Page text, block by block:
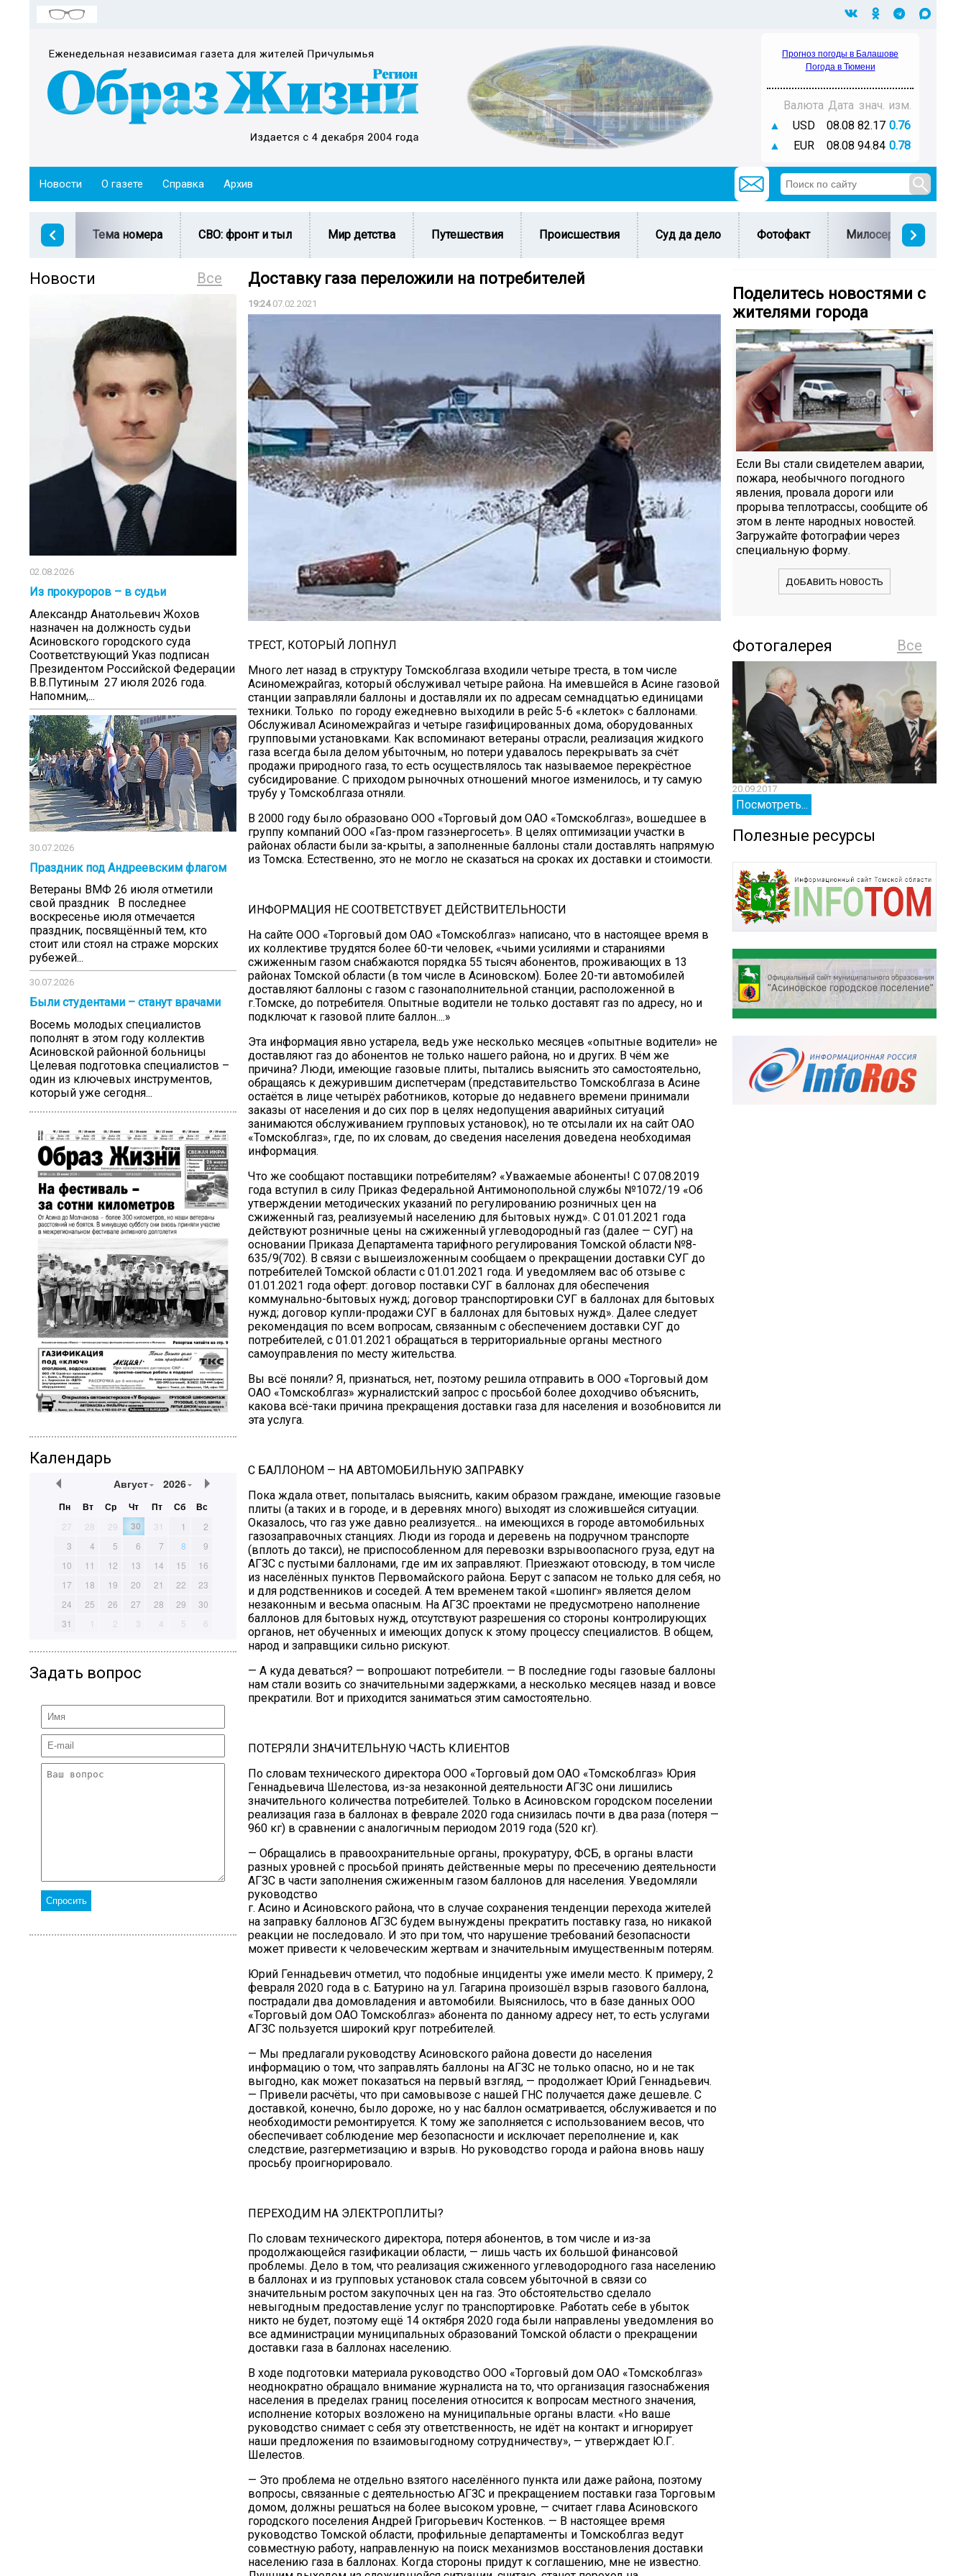
Прогноз погоды в Балашове
Погода в Тюмени
Валюта Дата знач. изм.
▲
USD 08.08 82.17 0.76
▲
EUR 08.08 94.84 0.78
Новости О газете Справка Архив
Тема номера СВО: фронт и тыл Мир детства Путешествия Происшествия Суд да дело Фотофакт Милосердие
Все
Новости
02.08.2026
Из прокуроров – в судьи
Александр Анатольевич Жохов
назначен на должность судьи
Асиновского городского суда
Соответствующий Указ подписан
Президентом Российской Федерации
В.В.Путиным 27 июля 2026 года.
Напомним,...
30.07.2026
Праздник под Андреевским флагом
Ветераны ВМФ 26 июля отметили
свой праздник В последнее
воскресенье июля отмечается
праздник, посвящённый тем, кто
стоит или стоял на страже морских
рубежей...
30.07.2026
Были студентами – станут врачами
Восемь молодых специалистов
пополнят в этом году коллектив
Асиновской районной больницы
Целевая подготовка специалистов –
один из ключевых инструментов,
который уже сегодня...
Календарь
Август 2026
Пн Вт Ср Чт Пт Сб Вс
27 28 29 30 31 1
2
3
4 5 6 7 8
9
10
11 12 13 14 15
16
17
18 19 20 21 22
23
24
25 26 27 28 29
30
31
1 2 3 4 5 6
Задать вопрос
Доставку газа переложили на потребителей
19:2407.02.2021
ТРЕСТ, КОТОРЫЙ ЛОПНУЛ
Много лет назад в структуру Томскоблгаза входили четыре треста, в том числе
Асиномежрайгаз, который обслуживал четыре района. На имевшейся в Асине газовой
станции заправляли баллоны и доставляли их по адресам семнадцатью единицами
техники. Только по городу ежедневно выходили в рейс 5-6 «клеток» с баллонами.
Обслуживал Асиномежрайгаз и четыре газифицированных дома, оборудованных
групповыми установками. Как вспоминают ветераны отрасли, реализация жидкого
газа всегда была делом убыточным, но потери удавалось перекрывать за счёт
продажи природного газа, то есть осуществлялось так называемое перекрёстное
субсидирование. С приходом рыночных отношений многое изменилось, и ту самую
трубу у Томскоблгаза отняли.
В 2000 году было образовано ООО «Торговый дом ОАО «Томскоблгаз», вошедшее в
группу компаний ООО «Газ-пром газэнергосеть». В целях оптимизации участки в
районах области были за-крыты, а заполненные баллоны стали доставлять напрямую
из Томска. Естественно, это не могло не сказаться на сроках их доставки и стоимости.
ИНФОРМАЦИЯ НЕ СООТВЕТСТВУЕТ ДЕЙСТВИТЕЛЬНОСТИ
На сайте ООО «Торговый дом ОАО «Томскоблгаз» написано, что в настоящее время в
их коллективе трудятся более 60-ти человек, «чьими усилиями и стараниями
сжиженным газом снабжаются порядка 55 тысяч абонентов, проживающих в 13
районах Томской области (в том числе в Асиновском). Более 20-ти автомобилей
доставляют баллоны с газом с газонаполнительной станции, расположенной в
г.Томске, до потребителя. Опытные водители не только доставят газ по адресу, но и
подключат к газовой плите баллон....»
Эта информация явно устарела, ведь уже несколько месяцев «опытные водители» не
доставляют газ до абонентов не только нашего района, но и других. В чём же
причина? Люди, имеющие газовые плиты, пытались выяснить это самостоятельно,
обращаясь к дежурившим диспетчерам (представительство Томскоблгаза в Асине
остаётся в лице четырёх работников, которые до недавнего времени принимали
заказы от населения и до сих пор в целях недопущения аварийных ситуаций
занимаются обслуживанием групповых установок), но те отсылали их на сайт ОАО
«Томскоблгаз», где, по их словам, до сведения населения доведена необходимая
информация.
Что же сообщают поставщики потребителям? «Уважаемые абоненты! С 07.08.2019
года вступил в силу Приказ Федеральной Антимонопольной службы №1072/19 «Об
утверждении методических указаний по регулированию розничных цен на
сжиженный газ, реализуемый населению для бытовых нужд». С 01.01.2021 года
действуют розничные цены на сжиженный углеводородный газ (далее — СУГ) на
основании Приказа Департамента тарифного регулирования Томской области №8-
635/9(702). В связи с вышеизложенным сообщаем о прекращении доставки СУГ до
потребителей Томской области с 01.01.2021 года. И уведомляем вас об отзыве с
01.01.2021 года оферт: договор поставки СУГ в баллонах для обеспечения
коммунально-бытовых нужд; договор транспортировки СУГ в баллонах для бытовых
нужд; договор купли-продажи СУГ в баллонах для бытовых нужд». Далее следует
рекомендация по всем вопросам, связанным с обеспечением доставки СУГ до
потребителей, с 01.01.2021 обращаться в территориальные органы местного
самоуправления по месту жительства.
Вы всё поняли? Я, признаться, нет, поэтому решила отправить в ООО «Торговый дом
ОАО «Томскоблгаз» журналистский запрос с просьбой более доходчиво объяснить,
какова всё-таки причина прекращения доставки газа для населения и возобновится ли
эта услуга.
С БАЛЛОНОМ — НА АВТОМОБИЛЬНУЮ ЗАПРАВКУ
Пока ждала ответ, попыталась выяснить, каким образом граждане, имеющие газовые
плиты (а таких и в городе, и в деревнях много) выходят из сложившейся ситуации.
Оказалось, что газ уже давно реализуется... на имеющихся в городе автомобильных
газозаправочных станциях. Люди из города и деревень на подручном транспорте
(вплоть до такси), не приспособленном для перевозки взрывоопасного груза, едут на
АГЗС с пустыми баллонами, где им их заправляют. Приезжают отовсюду, в том числе
из населённых пунктов Первомайского района. Берут с запасом не только для себя, но
и для родственников и соседей. А тем временем такой «шопинг» является делом
незаконным и весьма опасным. На АГЗС проектами не предусмотрено наполнение
баллонов для бытовых нужд, отсутствуют разрешения со стороны контролирующих
органов, нет обученных и имеющих допуск к этому процессу специалистов. В общем,
народ и заправщики сильно рискуют.
— А куда деваться? — вопрошают потребители. — В последние годы газовые баллоны
нам стали возить со значительными задержками, а несколько месяцев назад и вовсе
прекратили. Вот и приходится заниматься этим самостоятельно.
ПОТЕРЯЛИ ЗНАЧИТЕЛЬНУЮ ЧАСТЬ КЛИЕНТОВ
По словам технического директора ООО «Торговый дом ОАО «Томскоблгаз» Юрия
Геннадьевича Шелестова, из-за незаконной деятельности АГЗС они лишились
значительного количества потребителей. Только в Асиновском городском поселении
реализация газа в баллонах в феврале 2020 года снизилась почти в два раза (потеря —
960 кг) в сравнении с аналогичным периодом 2019 года (520 кг).
— Обращались в правоохранительные органы, прокуратуру, ФСБ, в органы власти
разных уровней с просьбой принять действенные меры по пресечению деятельности
АГЗС в части заполнения сжиженным газом баллонов для населения. Уведомляли
руководство
г. Асино и Асиновского района, что в случае сохранения тенденции перехода жителей
на заправку баллонов АГЗС будем вынуждены прекратить поставку газа, но никакой
реакции не последовало. И это при том, что нарушение требований безопасности
может привести к человеческим жертвам и значительным имущественным потерям.
Юрий Геннадьевич отметил, что подобные инциденты уже имели место. К примеру, 2
февраля 2020 года в с. Батурино на ул. Гагарина произошёл взрыв газового баллона,
пострадали два домовладения и автомобили. Выяснилось, что в базе данных ООО
«Торговый дом ОАО Томскоблгаз» абонента по данному адресу нет, то есть услугами
АГЗС пользуется широкий круг потребителей.
— Мы предлагали руководству Асиновского района довести до населения
информацию о том, что заправлять баллоны на АГЗС не только опасно, но и не так
выгодно, как может показаться на первый взгляд, — продолжает Юрий Геннадьевич.
— Привели расчёты, что при самовывозе с нашей ГНС получается даже дешевле. С
доставкой, конечно, было дороже, но у нас баллон осматривается, обслуживается и по
необходимости ремонтируется. К тому же заполняется с использованием весов, что
обеспечивает соблюдение мер безопасности и исключает переполнение и, как
следствие, разгерметизацию и взрыв. Но руководство города и района вновь нашу
просьбу проигнорировало.
ПЕРЕХОДИМ НА ЭЛЕКТРОПЛИТЫ?
По словам технического директора, потеря абонентов, в том числе и из-за
продолжающейся газификации области, — лишь часть их большой финансовой
проблемы. Дело в том, что реализация сжиженного углеводородного газа населению
в баллонах и из групповых установок стала совсем убыточной в связи со
значительным ростом закупочных цен на газ. Это обстоятельство сделало
невыгодным предоставление услуг по транспортировке. Работать себе в убыток
никто не будет, поэтому ещё 14 октября 2020 года были направлены уведомления во
все администрации муниципальных образований Томской области о прекращении
доставки газа в баллонах населению.
В ходе подготовки материала руководство ООО «Торговый дом ОАО «Томскоблгаз»
неоднократно обращало внимание журналиста на то, что организация газоснабжения
населения в пределах границ поселения относится к вопросам местного значения,
исполнение которых возложено на муниципальные органы власти. «Но ваше
руководство снимает с себя эту ответственность, не идёт на контакт и игнорирует
наши предложения по взаимовыгодному сотрудничеству», — утверждает Ю.Г.
Шелестов.
— Это проблема не отдельно взятого населённого пункта или даже района, поэтому
вопросы, связанные с деятельностью АГЗС и прекращением поставки газа Торговым
домом, должны решаться на более высоком уровне, — считает глава Асиновского
городского поселения Андрей Григорьевич Костенков. — В настоящее время
руководство Томской области, профильные департаменты и Томскоблгаз ведут
совместную работу, направленную на поиск механизмов восстановления доставки
населению газа в баллонах. Когда стороны придут к соглашению, мне не известно.
Поделитесь новостями с
жителями города
Если Вы стали свидетелем аварии,
пожара, необычного погодного
явления, провала дороги или
прорыва теплотрассы, сообщите об
этом в ленте народных новостей.
Загружайте фотографии через
специальную форму.
ДОБАВИТЬ НОВОСТЬ
Все
Фотогалерея
20.09.2017
Посмотреть...
Полезные ресурсы